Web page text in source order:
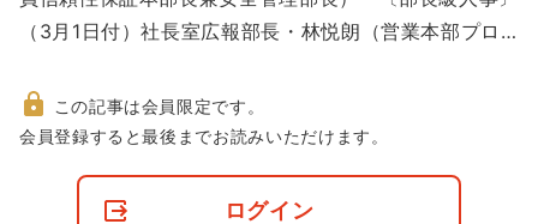
（3月1日付）社長室広報部長・林悦朗（営業本部プロ…
非
この記事は会員限定です。
会員登録すると最後までお読みいただけます。
ログイン